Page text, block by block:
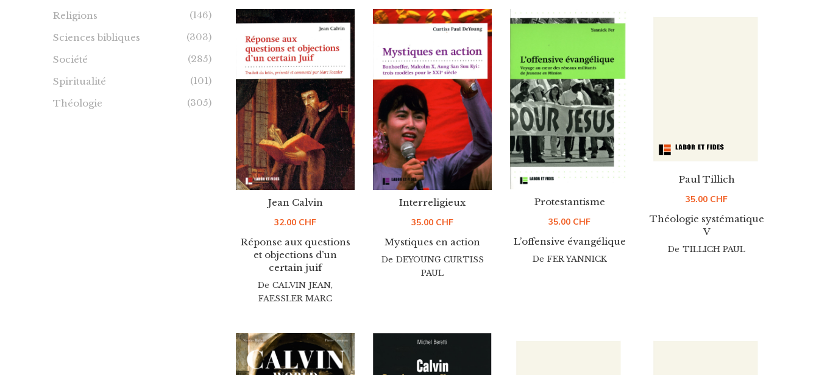
Réponse aux questions
et objections d’un
certain juif
Jean Calvin
32.00 CHF
De CALVIN JEAN,
FAESSLER MARC
Mystiques en action
Interreligieux
35.00 CHF
De DEYOUNG CURTISS
PAUL
L’offensive évangélique
Protestantisme
35.00 CHF
De FER YANNICK
Théologie systématique
V
Paul Tillich
35.00 CHF
De TILLICH PAUL
Religions
(146)
Sciences bibliques
(303)
Société
(285)
Spiritualité
(101)
Théologie
(305)